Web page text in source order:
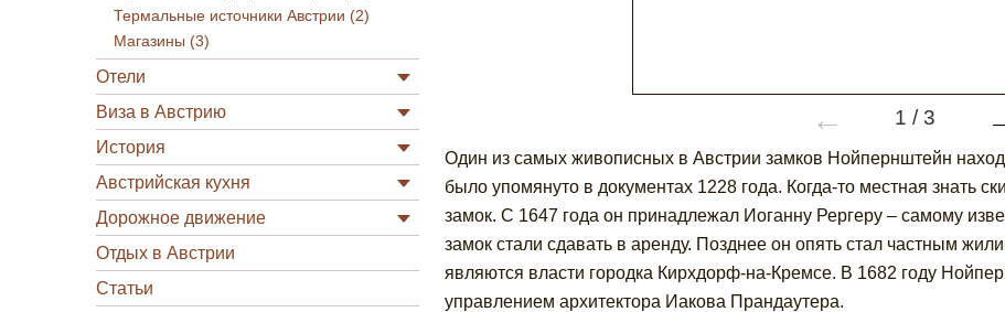
Термальные источники Австрии (2)
Магазины (3)
Отели
Виза в Австрию
История
Австрийская кухня
Дорожное движение
Отдых в Австрии
Статьи
← 1 /3
Один из самых живописных в Австрии замков Нойпернштейн
было упомянуто в документах 1228 года. Когда-то местная знать
замок. С 1647 года он принадлежал Иоганну Рергеру – самому
замок стали сдавать в аренду. Позднее он опять стал частным
являются власти городка Кирхдорф-на-Кремсе. В 1682 году
управлением архитектора Иакова Прандаутера.